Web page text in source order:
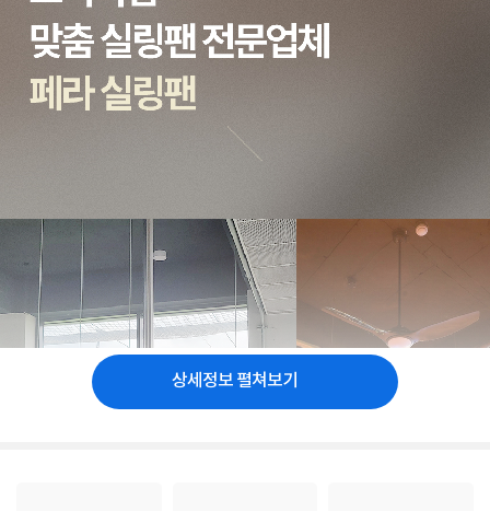
상세정보 펼쳐보기